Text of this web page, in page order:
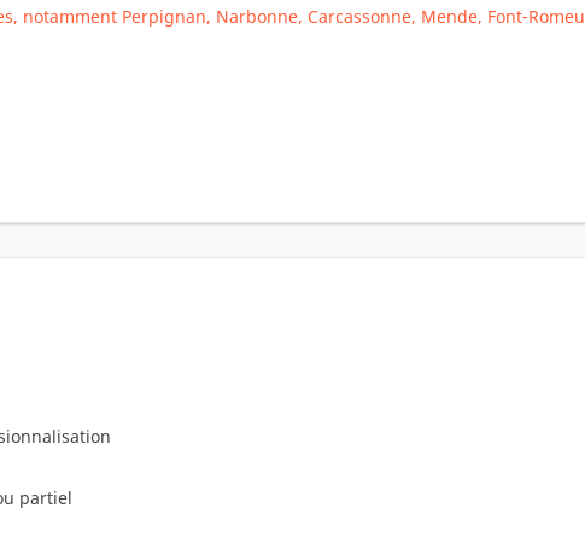
notamment Perpignan, Narbonne, Carcassonne, Mende, Font-Romeu
partiel